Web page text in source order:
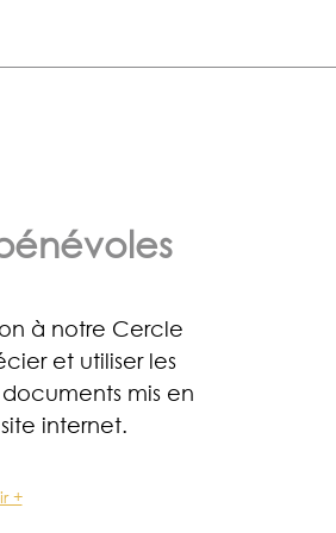
à notre Cercle
et utiliser les
mis en
internet.
+